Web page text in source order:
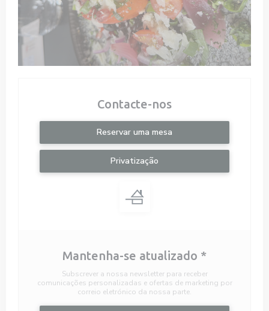
Contacte-nos
Reservar uma mesa
Privatização
Mantenha-se atualizado *
Subscrever a nossa newsletter para receber
comunicações personalizadas e ofertas de marketing por
correio eletrónico da nossa parte.